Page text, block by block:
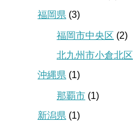
福岡県 (3)
福岡市中央区 (2)
北九州市小倉北区
沖縄県 (1)
那覇市 (1)
新潟県 (1)